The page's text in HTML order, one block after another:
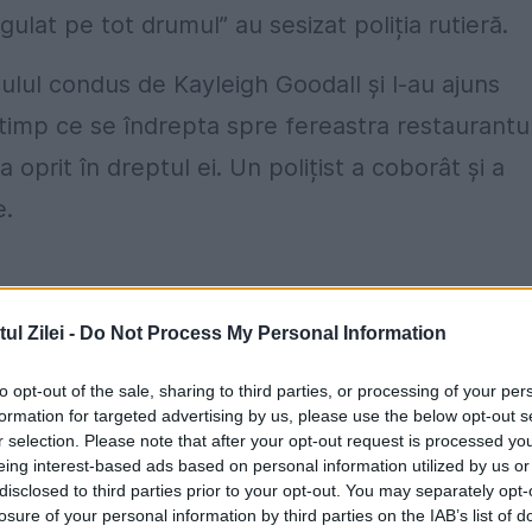
Zilei - Do Not Process My Personal Information
opt-out of the sale, sharing to third parties, or processing of your
for targeted advertising by us, please use the below opt-out
selection. Please note that after your opt-out request is processed
interest-based ads based on personal information utilized by us
to third parties prior to your opt-out. You may separately
of your personal information by third parties on the IAB’s list of
pe tot drumul” au sesizat poliția rutieră.
condus de Kayleigh Goodall și l-au ajuns
ce se îndrepta spre fereastra
oprit în dreptul ei. Un polițist a coborât și a
din meniu
început să-i comande din meniu, produsele
era într-o stare atât de avansată de
să-i ia comanda.
înainte de a fi scoasă din mașină”, ​​a